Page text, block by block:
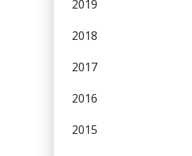
2019
2018
2017
2016
2015